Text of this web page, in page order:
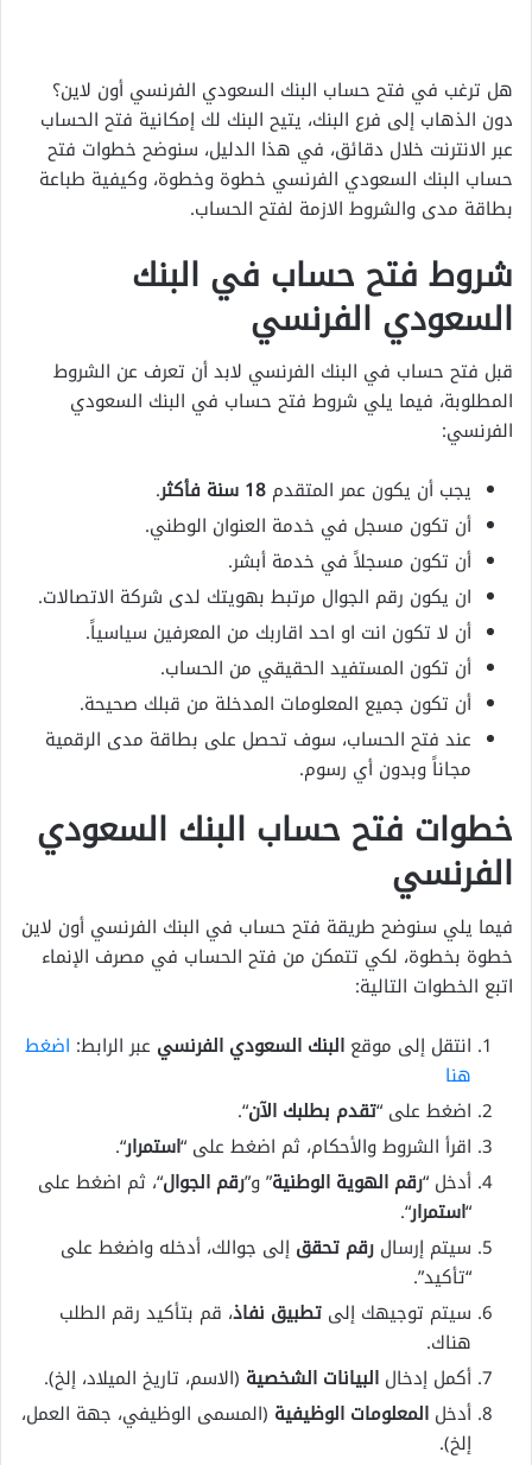
هل ترغب في فتح حساب البنك السعودي الفرنسي أون لاين؟
دون الذهاب إلى فرع البنك، يتيح البنك لك إمكانية فتح الحساب
عبر الانترنت خلال دقائق، في هذا الدليل، سنوضح خطوات فتح
حساب البنك السعودي الفرنسي خطوة وخطوة، وكيفية طباعة
بطاقة مدى والشروط الازمة لفتح الحساب.
شروط فتح حساب في البنك
السعودي الفرنسي
قبل فتح حساب في البنك الفرنسي لابد أن تعرف عن الشروط
المطلوبة، فيما يلي شروط فتح حساب في البنك السعودي
الفرنسي:
يجب أن يكون عمر المتقدم 18 سنة فأكثر
.
أن تكون مسجل في خدمة العنوان الوطني.
أن تكون مسجلاً في خدمة أبشر.
ان يكون رقم الجوال مرتبط بهويتك لدى شركة الاتصالات.
أن لا تكون انت او احد اقاربك من المعرفين سياسياً.
أن تكون المستفيد الحقيقي من الحساب.
أن تكون جميع المعلومات المدخلة من قبلك صحيحة.
عند فتح الحساب، سوف تحصل على بطاقة مدى الرقمية
مجاناً وبدون أي رسوم.
خطوات فتح حساب البنك السعودي
الفرنسي
فيما يلي سنوضح طريقة فتح حساب في البنك الفرنسي أون لاين
خطوة بخطوة، لكي تتمكن من فتح الحساب في مصرف الإنماء
اتبع الخطوات التالية:
انتقل إلى موقع البنك السعودي الفرنسي عبر الرابط: اضغط
هنا
اضغط على “تقدم بطلبك الآن“.
اقرأ الشروط والأحكام، ثم اضغط على “استمرار“.
أدخل “رقم الهوية الوطنية” و”رقم الجوال“، ثم اضغط على
“استمرار“.
سيتم إرسال رقم تحقق إلى جوالك، أدخله واضغط على
“تأكيد”.
سيتم توجيهك إلى تطبيق نفاذ، قم بتأكيد رقم الطلب
هناك.
أكمل إدخال البيانات الشخصية (الاسم، تاريخ الميلاد، إلخ).
أدخل المعلومات الوظيفية (المسمى الوظيفي، جهة العمل،
إلخ).